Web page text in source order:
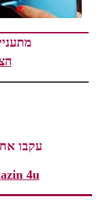
עקבו
4u